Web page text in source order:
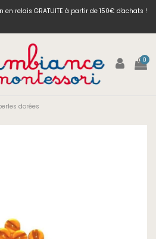
en relais GRATUITE à partir de 150€ d'achats !
0
dorées